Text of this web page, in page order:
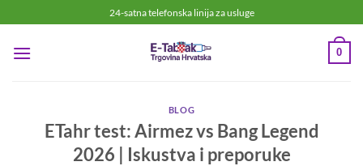
24-satna telefonska linija za usluge
0
BLOG
ETahr test: Airmez vs Bang Legend
2026 | Iskustva i preporuke